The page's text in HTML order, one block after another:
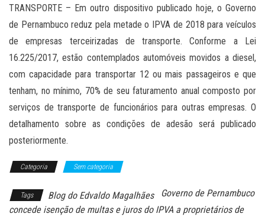
TRANSPORTE – Em outro dispositivo publicado hoje, o Governo
de Pernambuco reduz pela metade o IPVA de 2018 para veículos
de empresas terceirizadas de transporte. Conforme a Lei
16.225/2017, estão contemplados automóveis movidos a diesel,
com capacidade para transportar 12 ou mais passageiros e que
tenham, no mínimo, 70% de seu faturamento anual composto por
serviços de transporte de funcionários para outras empresas. O
detalhamento sobre as condições de adesão será publicado
posteriormente.
Categoria Sem categoria
Tags Blog do Edvaldo Magalhães
Governo de Pernambuco
concede isenção de multas e juros do IPVA a proprietários de